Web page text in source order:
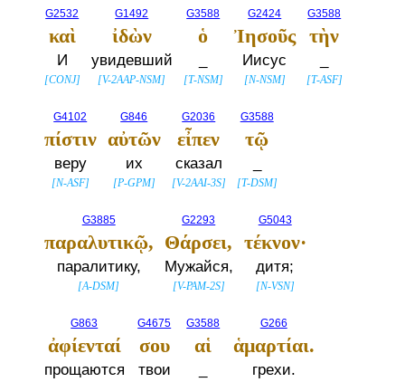
G2532
καὶ
И
[CONJ]
G1492
ἰδὼν
увидевший
[V-2AAP-NSM]
G3588
ὁ
[T-NSM]
G2424
Ἰησοῦς
Иисус
[N-NSM]
G3588
τὴν
[T-ASF]
G4102
πίστιν
веру
[N-ASF]
G846
αὐτῶν
их
[P-GPM]
G2036
εἶπεν
сказал
[V-2AAI-3S]
G3588
τῷ
[T-DSM]
G3885
παραλυτικῷ,
паралитику,
[A-DSM]
G2293
Θάρσει,
Мужайся,
[V-PAM-2S]
G5043
τέκνον·
дитя;
[N-VSN]
G863
ἀφίενταί
прощаются
G4675
σου
твои
G3588
αἱ
G266
ἁμαρτίαι.
грехи.